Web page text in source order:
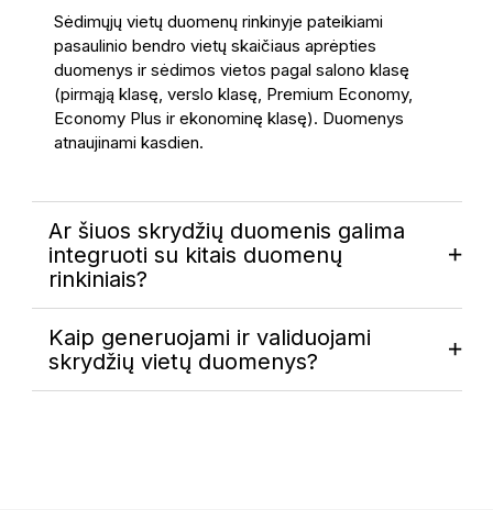
Sėdimųjų vietų duomenų rinkinyje pateikiami
pasaulinio bendro vietų skaičiaus aprėpties
duomenys ir sėdimos vietos pagal salono klasę
(pirmąją klasę, verslo klasę, Premium Economy,
Economy Plus ir ekonominę klasę). Duomenys
atnaujinami kasdien.
Ar šiuos skrydžių duomenis galima
integruoti su kitais duomenų
rinkiniais?
Kaip generuojami ir validuojami
skrydžių vietų duomenys?